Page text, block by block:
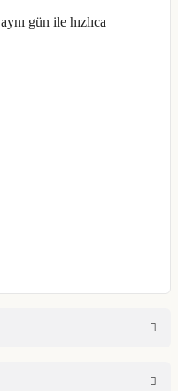
gün ile hızlıca